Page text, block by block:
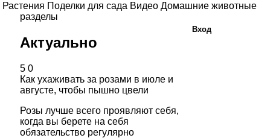
Растения Поделки для сада Видео Домашние животные
разделы
Актуально
5 0
Как ухаживать за розами в июле и
августе, чтобы пышно цвели
Розы лучше всего проявляют себя,
когда вы берете на себя
обязательство регулярно
Вход